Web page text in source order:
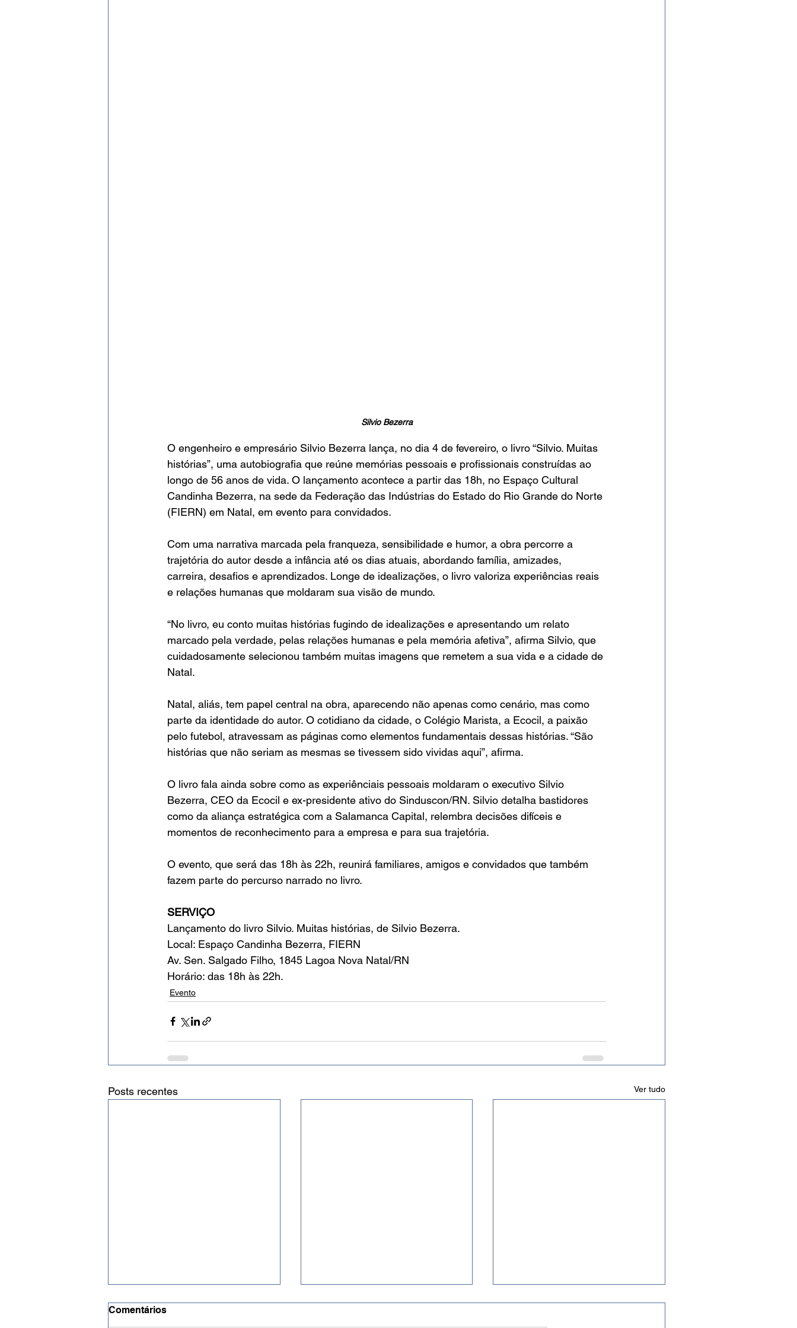
Silvio Bezerra
O engenheiro e empresário Silvio Bezerra lança, no dia 4 de fevereiro, o livro “Silvio. Muitas
histórias”, uma autobiografia que reúne memórias pessoais e profissionais construídas ao
longo de 56 anos de vida. O lançamento acontece a partir das 18h, no Espaço Cultural
Candinha Bezerra, na sede da Federação das Indústrias do Estado do Rio Grande do Norte
(FIERN) em Natal, em evento para convidados.
Com uma narrativa marcada pela franqueza, sensibilidade e humor, a obra percorre a
trajetória do autor desde a infância até os dias atuais, abordando família, amizades,
carreira, desafios e aprendizados. Longe de idealizações, o livro valoriza experiências reais
e relações humanas que moldaram sua visão de mundo.
“No livro, eu conto muitas histórias fugindo de idealizações e apresentando um relato
marcado pela verdade, pelas relações humanas e pela memória afetiva”, afirma Silvio, que
cuidadosamente selecionou também muitas imagens que remetem a sua vida e a cidade de
Natal.
Natal, aliás, tem papel central na obra, aparecendo não apenas como cenário, mas como
parte da identidade do autor. O cotidiano da cidade, o Colégio Marista, a Ecocil, a paixão
pelo futebol, atravessam as páginas como elementos fundamentais dessas histórias. “São
histórias que não seriam as mesmas se tivessem sido vividas aqui”, afirma.
O livro fala ainda sobre como as experiênciais pessoais moldaram o executivo Silvio
Bezerra, CEO da Ecocil e ex-presidente ativo do Sinduscon/RN. Silvio detalha bastidores
como da aliança estratégica com a Salamanca Capital, relembra decisões difíceis e
momentos de reconhecimento para a empresa e para sua trajetória.
O evento, que será das 18h às 22h, reunirá familiares, amigos e convidados que também
fazem parte do percurso narrado no livro.
SERVIÇO
Lançamento do livro Silvio. Muitas histórias, de Silvio Bezerra.
Local: Espaço Candinha Bezerra, FIERN
Av. Sen. Salgado Filho, 1845 Lagoa Nova Natal/RN
Horário: das 18h às 22h.
Evento
Posts recentes Ver tudo
Comentários